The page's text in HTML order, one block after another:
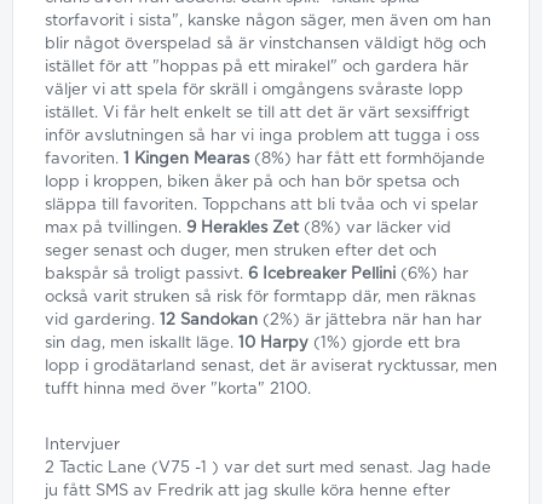
storfavorit i sista", kanske någon säger, men även om han
blir något överspelad så är vinstchansen väldigt hög och
istället för att "hoppas på ett mirakel" och gardera här
väljer vi att spela för skräll i omgångens svåraste lopp
istället. Vi får helt enkelt se till att det är värt sexsiffrigt
inför avslutningen så har vi inga problem att tugga i oss
favoriten. 1 Kingen Mearas(8%) har fått ett formhöjande
lopp i kroppen, biken åker på och han bör spetsa och
släppa till favoriten. Toppchans att bli tvåa och vi spelar
max på tvillingen. 9 Herakles Zet (8%) var läcker vid
seger senast och duger, men struken efter det och
bakspår så troligt passivt. 6 Icebreaker Pellini (6%) har
också varit struken så risk för formtapp där, men räknas
vid gardering. 12 Sandokan (2%) är jättebra när han har
sin dag, men iskallt läge. 10 Harpy (1%) gjorde ett bra
lopp i grodätarland senast, det är aviserat rycktussar, men
tufft hinna med över "korta" 2100.
Intervjuer
2 Tactic Lane (V75 -1 ) var det surt med senast. Jag hade
ju fått SMS av Fredrik att jag skulle köra henne efter